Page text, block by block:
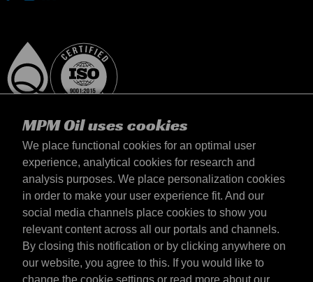
MPM Oil uses cookies
We place functional cookies for an optimal user
experience, analytical cookies for research and
analysis purposes. We place personalization cookies
in order to make your user experience fit. And our
social media channels place cookies to show you
relevant content across all our portals and channels.
By closing this notification or by clicking anywhere on
our website, you agree to this. If you would like to
change the cookie settings or read more about our
Italia
Contatto
Termini & Condizioni
Termini di consegna
Informativa sulla privacy